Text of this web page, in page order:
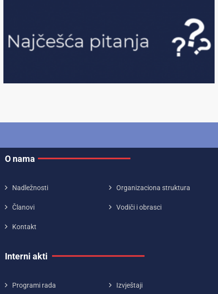
O nama
Nadležnosti Organizaciona struktura
Članovi Vodiči i obrasci
Kontakt
Interni akti
Programi rada Izvještaji